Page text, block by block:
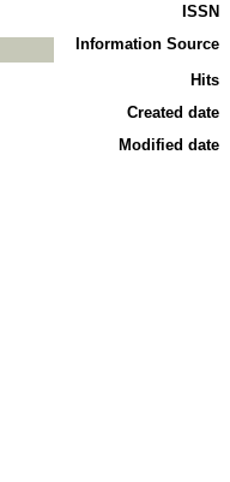
ISSN
Information Source
Hits
Created date
Modified date